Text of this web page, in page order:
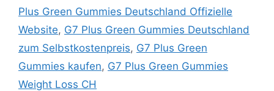
Plus Green Gummies Deutschland Offizielle
Website, G7 Plus Green Gummies Deutschland
zum Selbstkostenpreis, G7 Plus Green
Gummies kaufen, G7 Plus Green Gummies
Weight Loss CH